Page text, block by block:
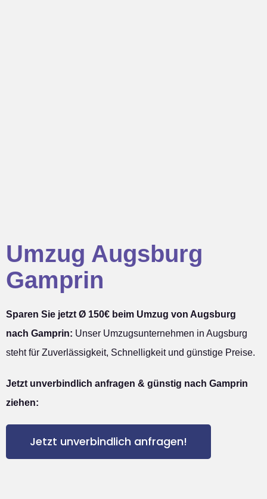
Umzug Augsburg
Gamprin
Sparen Sie jetzt Ø 150€ beim Umzug von Augsburg
nach Gamprin: Unser Umzugsunternehmen in Augsburg
steht für Zuverlässigkeit, Schnelligkeit und günstige Preise.
Jetzt unverbindlich anfragen & günstig nach Gamprin
ziehen:
Jetzt unverbindlich anfragen!